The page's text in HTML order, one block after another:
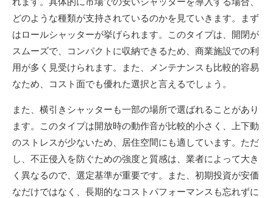
どのような種類が支持されているのかを見ていきます。まず
はロールシャッターが挙げられます。このタイプは、開閉が
スムーズで、コンパクトに収納できるため、商業施設での利
用が多く見受けられます。また、メンテナンスも比較的容易
なため、コスト面でも優れた選択と言えるでしょう。
また、横引きシャッターも一部の場所で選ばれることがあり
ます。このタイプは開放時の動作音が比較的小さく、上下動
のストレスが少ないため、居住空間にも適しています。ただ
し、不正侵入を防ぐための強度と質感は、業者によって大き
く異なるので、選定基準が重要です。また、初期投資が安価
なだけではなく、長期的なコストパフォーマンスも忘れずに